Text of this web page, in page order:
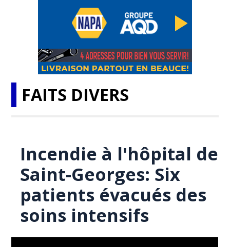
FAITS DIVERS
Incendie à l'hôpital de
Saint-Georges: Six
patients évacués des
soins intensifs